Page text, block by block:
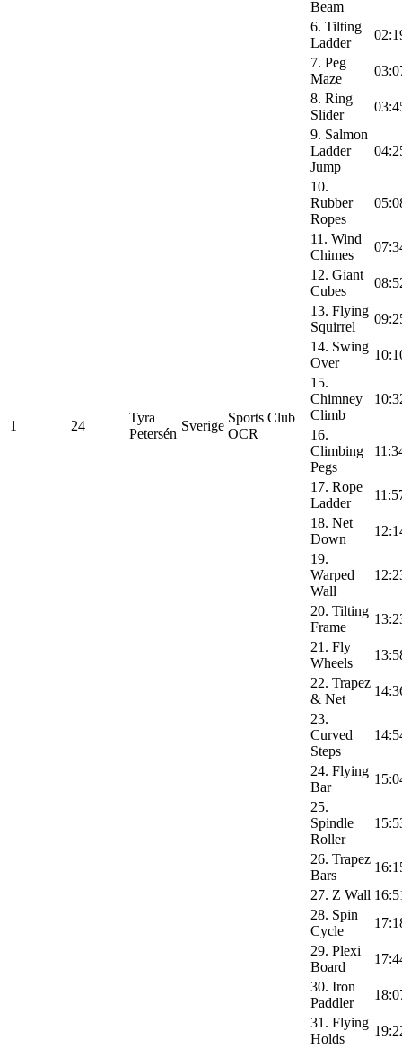
1 24
Tyra
Petersén
Sverige
Sports Club
OCR
Beam
6. Tilting
Ladder
7. Peg
Maze
8. Ring
Slider
9. Salmon
Ladder
Jump
10.
Rubber
Ropes
11. Wind
Chimes
12. Giant
Cubes
13. Flying
Squirrel
14. Swing
Over
15.
Chimney
Climb
16.
Climbing
Pegs
17. Rope
Ladder
18. Net
Down
19.
Warped
Wall
20. Tilting
Frame
21. Fly
Wheels
22. Trapez
& Net
23.
Curved
Steps
24. Flying
Bar
25.
Spindle
Roller
26. Trapez
Bars
27. Z Wall
28. Spin
Cycle
29. Plexi
Board
30. Iron
Paddler
31. Flying
Holds